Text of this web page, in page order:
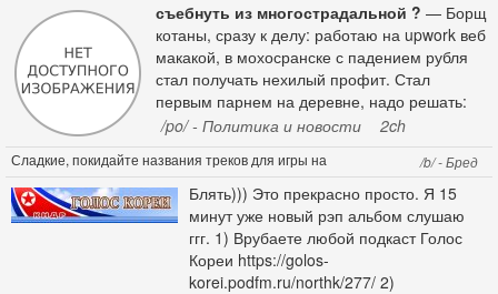
съебнуть из многострадальной ? — Борщ
котаны, сразу к делу: работаю на upwork веб
макакой, в мохосранске с падением рубля
стал получать нехилый профит. Стал
первым парнем на деревне, надо решать:
либо начать тут обживаться хату/колымагу
прикупить или пробивать варики на съеб ?
pros & contras ожидаю от вас.
/po/ - Политика и новости 2ch
Сладкие, покидайте названия треков для игры на
электрогитаре. Лейте добротные рифы. Буду благодарен
если зальете что-нибудь стоящее.
/b/ - Бред
Блять))) Это прекрасно просто. Я 15
минут уже новый рэп альбом слушаю
ггг. 1) Врубаете любой подкаст Голос
Кореи https://golos-
korei.podfm.ru/northk/277/ 2)